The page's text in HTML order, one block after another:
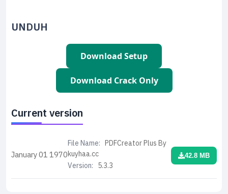
UNDUH
Download Setup
Download Crack Only
Current version
January 011970
File Name: PDFCreator Plus By
kuyhaa.cc
Version: 5.3.3
42.8 MB